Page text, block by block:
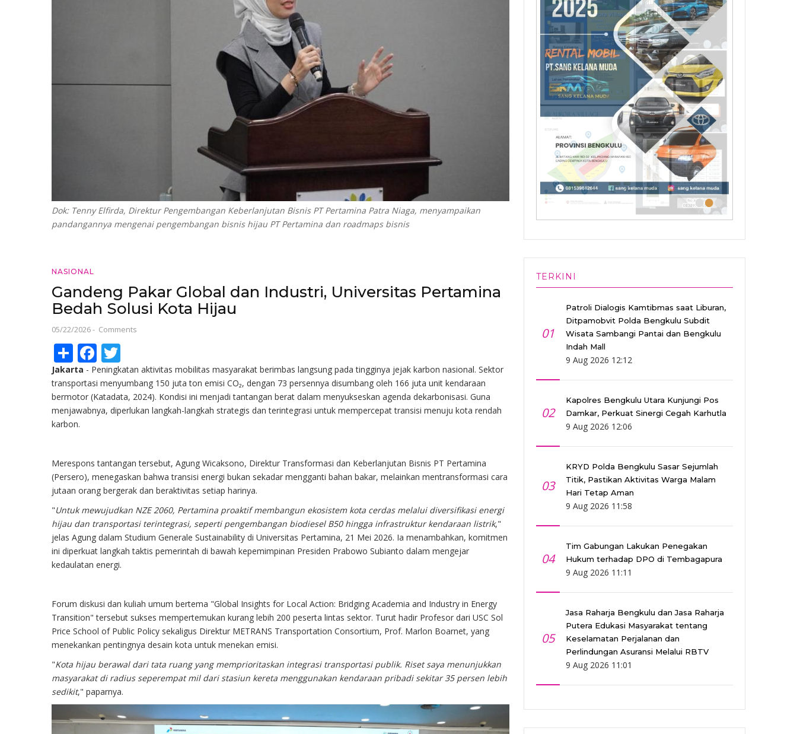
Dok: Tenny Elfirda, Direktur Pengembangan Keberlanjutan Bisnis PT Pertamina Patra Niaga, menyampaikan
pandangannya mengenai pengembangan bisnis hijau PT Pertamina dan roadmaps bisnis
NASIONAL
Gandeng Pakar Global dan Industri, Universitas Pertamina
Bedah Solusi Kota Hijau
05/22/2026- Comments
ShareFacebook
Jakarta - Peningkatan aktivitas mobilitas masyarakat berimbas langsung pada tingginya jejak karbon nasional. Sektor
transportasi menyumbang 150 juta ton emisi CO₂, dengan 73 persennya disumbang oleh 166 juta unit kendaraan
bermotor (Katadata, 2024). Kondisi ini menjadi tantangan berat dalam menyukseskan agenda dekarbonisasi. Guna
menjawabnya, diperlukan langkah-langkah strategis dan terintegrasi untuk mempercepat transisi menuju kota rendah
karbon.
Merespons tantangan tersebut, Agung Wicaksono, Direktur Transformasi dan Keberlanjutan Bisnis PT Pertamina
(Persero), menegaskan bahwa transisi energi bukan sekadar mengganti bahan bakar, melainkan mentransformasi cara
jutaan orang bergerak dan beraktivitas setiap harinya.
"Untuk mewujudkan NZE 2060, Pertamina proaktif membangun ekosistem kota cerdas melalui diversifikasi energi
hijau dan transportasi terintegrasi, seperti pengembangan biodiesel B50 hingga infrastruktur kendaraan listrik,"
jelas Agung dalam Studium Generale Sustainability di Universitas Pertamina, 21 Mei 2026. Ia menambahkan, komitmen
ini diperkuat langkah taktis pemerintah di bawah kepemimpinan Presiden Prabowo Subianto dalam mengejar
kedaulatan energi.
Forum diskusi dan kuliah umum bertema "Global Insights for Local Action: Bridging Academia and Industry in Energy
Transition" tersebut sukses mempertemukan kurang lebih 200 peserta lintas sektor. Turut hadir Profesor dari USC Sol
Price School of Public Policy sekaligus Direktur METRANS Transportation Consortium, Prof. Marlon Boarnet, yang
menekankan pentingnya desain kota untuk menekan emisi.
"Kota hijau berawal dari tata ruang yang memprioritaskan integrasi transportasi publik. Riset saya menunjukkan
masyarakat di radius seperempat mil dari stasiun kereta menggunakan kendaraan pribadi sekitar 35 persen lebih
sedikit," paparnya.
•••
TERKINI
01
Patroli Dialogis Kamtibmas saat Liburan,
Ditpamobvit Polda Bengkulu Subdit
Wisata Sambangi Pantai dan Bengkulu
Indah Mall
9 Aug 2026 12:12
02
Kapolres Bengkulu Utara Kunjungi Pos
Damkar, Perkuat Sinergi Cegah Karhutla
9 Aug 2026 12:06
03
KRYD Polda Bengkulu Sasar Sejumlah
Titik, Pastikan Aktivitas Warga Malam
Hari Tetap Aman
9 Aug 2026 11:58
04
Tim Gabungan Lakukan Penegakan
Hukum terhadap DPO di Tembagapura
9 Aug 2026 11:11
05
Jasa Raharja Bengkulu dan Jasa Raharja
Putera Edukasi Masyarakat tentang
Keselamatan Perjalanan dan
Perlindungan Asuransi Melalui RBTV
9 Aug 2026 11:01